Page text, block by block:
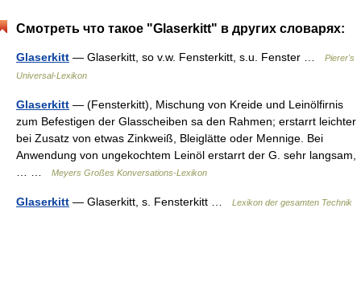
Смотреть что такое "Glaserkitt" в других словарях:
Glaserkitt — Glaserkitt, so v.w. Fensterkitt, s.u. Fenster …
Pierer's
Universal-Lexikon
Glaserkitt — (Fensterkitt), Mischung von Kreide und Leinölfirnis
zum Befestigen der Glasscheiben sa den Rahmen; erstarrt leichter
bei Zusatz von etwas Zinkweiß, Bleiglätte oder Mennige. Bei
Anwendung von ungekochtem Leinöl erstarrt der G. sehr langsam,
Meyers Großes Konversations-Lexikon
Glaserkitt — Glaserkitt, s. Fensterkitt … Lexikon der gesamten Technik